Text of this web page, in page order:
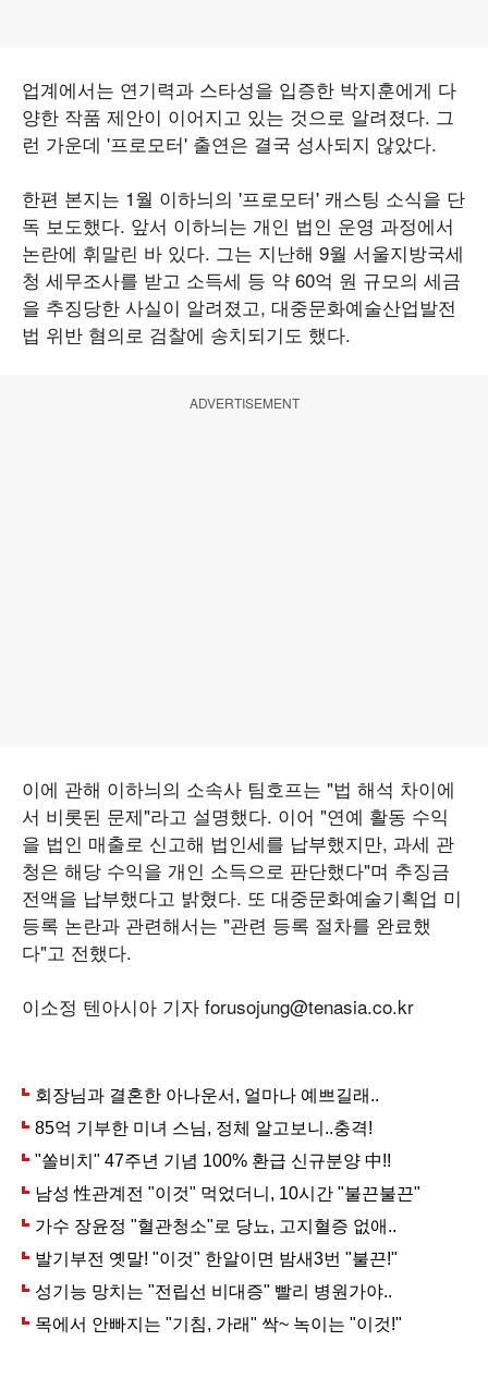
업계에서는 연기력과 스타성을 입증한 박지훈에게 다
양한 작품 제안이 이어지고 있는 것으로 알려졌다. 그
런 가운데 '프로모터' 출연은 결국 성사되지 않았다.
한편 본지는 1월 이하늬의 '프로모터' 캐스팅 소식을 단
독 보도했다. 앞서 이하늬는 개인 법인 운영 과정에서
논란에 휘말린 바 있다. 그는 지난해 9월 서울지방국세
청 세무조사를 받고 소득세 등 약 60억 원 규모의 세금
을 추징당한 사실이 알려졌고, 대중문화예술산업발전
법 위반 혐의로 검찰에 송치되기도 했다.
ADVERTISEMENT
이에 관해 이하늬의 소속사 팀호프는 "법 해석 차이에
서 비롯된 문제"라고 설명했다. 이어 "연예 활동 수익
을 법인 매출로 신고해 법인세를 납부했지만, 과세 관
청은 해당 수익을 개인 소득으로 판단했다"며 추징금
전액을 납부했다고 밝혔다. 또 대중문화예술기획업 미
등록 논란과 관련해서는 "관련 등록 절차를 완료했
다"고 전했다.
이소정 텐아시아 기자 forusojung@tenasia.co.kr